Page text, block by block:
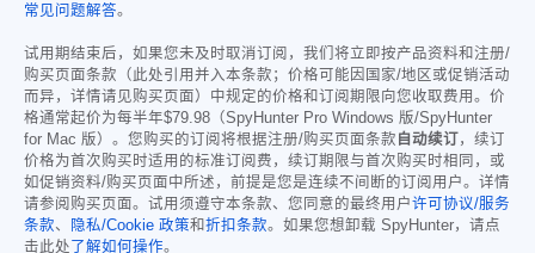
常见问题解答。
试用期结束后，如果您未及时取消订阅，我们将立即按产品资料和注册/
购买页面条款（此处引用并入本条款；价格可能因国家/地区或促销活动
而异，详情请见购买页面）中规定的价格和订阅期限向您收取费用。价
格通常起价为每半年$79.98 （SpyHunter Pro Windows 版/SpyHunter
for Mac 版）。您购买的订阅将根据注册/购买页面条款 自动续订，续订
价格为首次购买时适用的标准订阅费，续订期限与首次购买时相同，或
如促销资料/购买页面中所述，前提是您是连续不间断的订阅用户。详情
请参阅购买页面。试用须遵守本条款、您同意的最终用户许可协议/服务
条款、 隐私/Cookie 政策和折扣条款。如果您想卸载 SpyHunter，请点
击此处了解如何操作。